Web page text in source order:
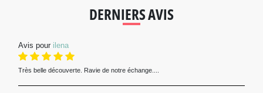
DERNIERS AVIS
Avis pour ilena
Très belle découverte. Ravie de notre échange....